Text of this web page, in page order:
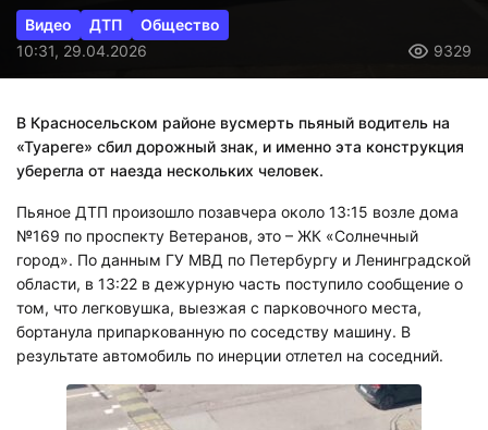
Видео ДТП
Общество
10:31, 29.04.2026
9329
В Красносельском районе вусмерть пьяный водитель на
«Туареге» сбил дорожный знак, и именно эта конструкция
уберегла от наезда нескольких человек.
Пьяное ДТП произошло позавчера около 13:15 возле дома
№169 по проспекту Ветеранов, это – ЖК «Солнечный
город». По данным ГУ МВД по Петербургу и Ленинградской
области, в 13:22 в дежурную часть поступило сообщение о
том, что легковушка, выезжая с парковочного места,
бортанула припаркованную по соседству машину. В
результате автомобиль по инерции отлетел на соседний.